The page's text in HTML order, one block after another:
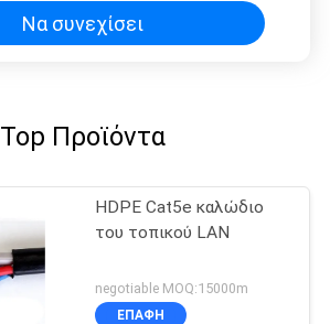
Να συνεχίσει
Top Προϊόντα
HDPE Cat5e καλώδιο
του τοπικού LAN
negotiable MOQ:15000m
ΕΠΑΦΉ